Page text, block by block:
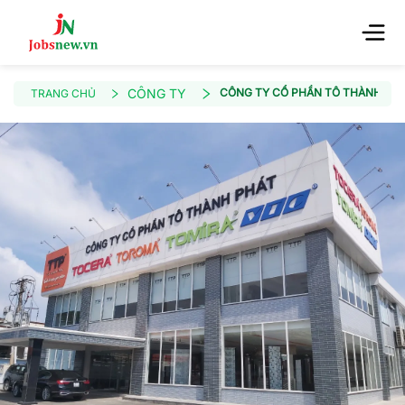
TRANG CHỦ CÔNG TY CÔNG TY CỔ PHẦN TÔ THÀNH